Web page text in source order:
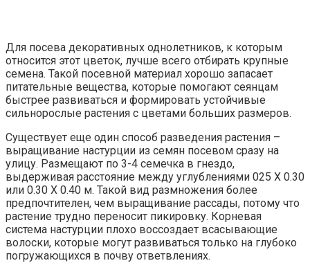
Для посева декоративных однолетников, к которым
относится этот цветок, лучше всего отбирать крупные
семена. Такой посевной материал хорошо запасает
питательные вещества, которые помогают сеянцам
быстрее развиваться и формировать устойчивые
сильнорослые растения с цветами больших размеров.
Существует еще один способ разведения растения –
выращивание настурции из семян посевом сразу на
улицу. Размещают по 3-4 семечка в гнездо,
выдерживая расстояние между углублениями 025 Х 0.30
или 0.30 Х 0.40 м. Такой вид размножения более
предпочтителен, чем выращивание рассады, потому что
растение трудно переносит пикировку. Корневая
система настурции плохо воссоздает всасывающие
волоски, которые могут развиваться только на глубоко
погружающихся в почву ответвлениях.